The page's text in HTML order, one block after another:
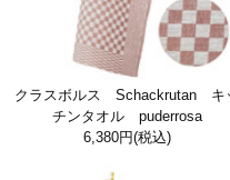
クラスボルス Schackrutan キ
チンタオル puderrosa
6,380円(税込)